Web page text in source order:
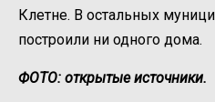
Клетне. В остальных
построили ни одного дома.
ФОТО: открытые источники.